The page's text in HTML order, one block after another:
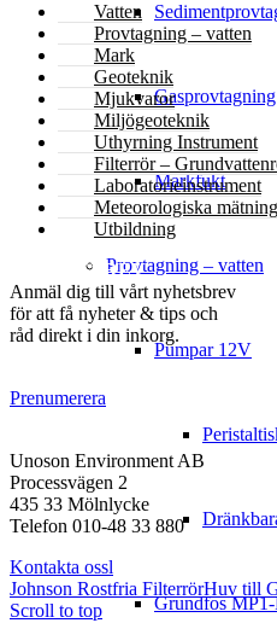
Gasprovtagning
Markfukt
Provtagning – vatten
Pumpar 12V
Grundfos
Vatten
Provtagning – vatten
Mark
Geoteknik
Mjukvaror
Miljögeoteknik
Uthyrning Instrument
Filterrör –
Laboratorieinstrument
Meteorologiska
Utbildning
NYHETSBREV
Anmäl dig till vårt nyhetsbrev
för att få nyheter & tips och
råd direkt i din inkorg.
Prenumerera
Unoson Environment AB
Processvägen 2
435 33 Mölnlycke
Telefon 010-48 33 880
Kontakta ossl
Johnson Rostfria FilterrörHuv till
Scroll to top